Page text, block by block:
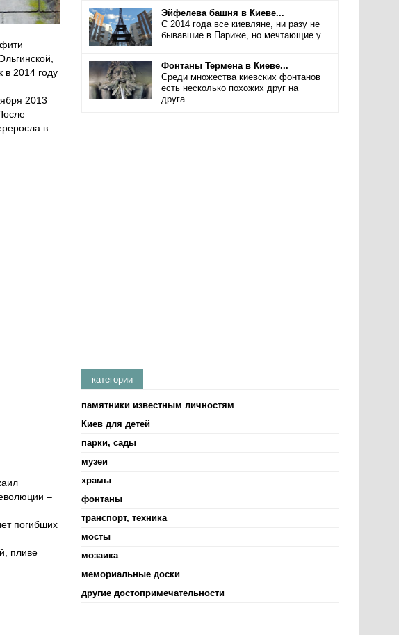
в 2014 году
2013
в
–
погибших
пливе
Эйфелева башня в Киеве...
С 2014 года все киевляне, ни разу не
бывавшие в Париже, но мечтающие у...
Фонтаны Термена в Киеве...
Среди множества киевских фонтанов
есть несколько похожих друг на
друга...
категории
памятники известным личностям
Киев для детей
парки, сады
музеи
храмы
фонтаны
транспорт, техника
мосты
мозаика
мемориальные доски
другие достопримечательности